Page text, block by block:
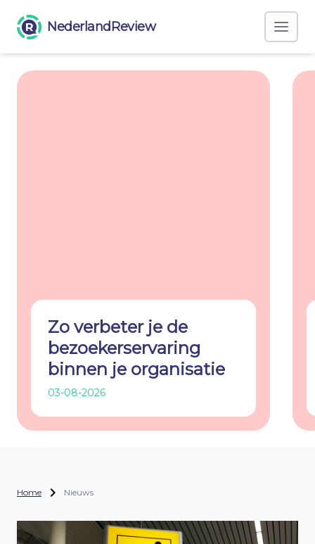
NederlandReview
Zo verbeter je de
bezoekerservaring
binnen je organisatie
03-08-2026
Home Nieuws